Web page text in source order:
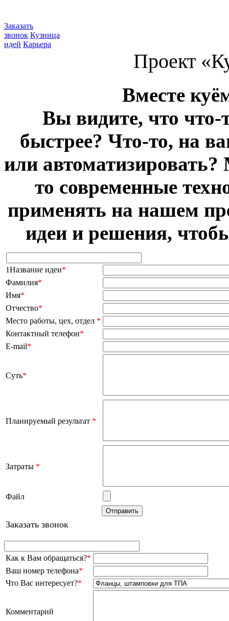
Заказать
звонок Кузница
идей Карьера
Проект
Вместе
Вы видите, что
быстрее? Что-то, на
или
то современные
применять на нашем
идеи и решения,
1Название идеи*
Фамилия*
Имя*
Отчество*
Место работы, цех, отдел *
Контактный телефон*
E-mail*
Суть*
Планируемый результат *
Затраты *
Файл
Заказать звонок
Как к Вам обращаться?*
Ваш номер телефона*
Что Вас интересует?*
Комментарий